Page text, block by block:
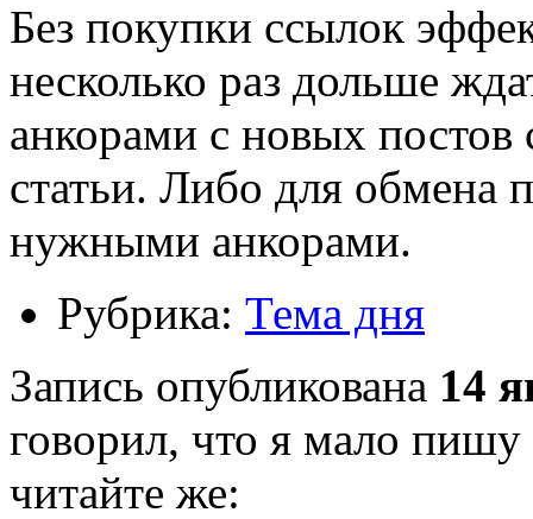
Без покупки ссылок
несколько раз дольше
анкорами с новых постов
статьи. Либо для обмена
нужными анкорами.
Рубрика: Тема дня
Запись опубликована 14
говорил, что я мало пишу
читайте же: